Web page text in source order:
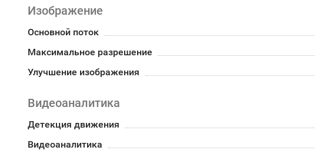
Изображение
Основной поток
Максимальное разрешение
Улучшение изображения
Видеоаналитика
Детекция движения
Видеоаналитика